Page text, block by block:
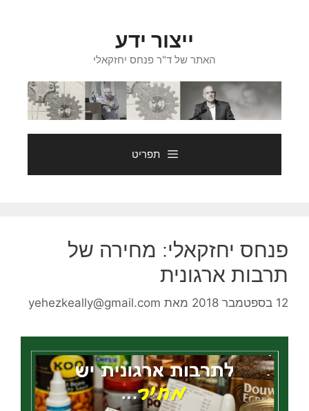
ייצור ידע
האתר של ד"ר פנחס יחזקאלי
תפריט
פנחס יחזקאלי: מחירה של
תרבות ארגונית
12 בספטמבר 2018 מאת yehezkeally@gmail.com